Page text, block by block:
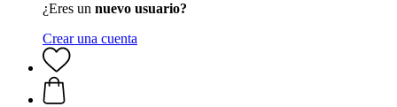
¿Eres un nuevo usuario?
Crear una cuenta